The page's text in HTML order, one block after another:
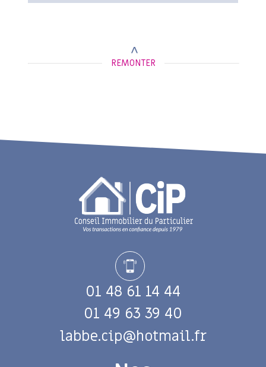
REMONTER
01 48 61 14 44
01 49 63 39 40
labbe.cip@hotmail.fr